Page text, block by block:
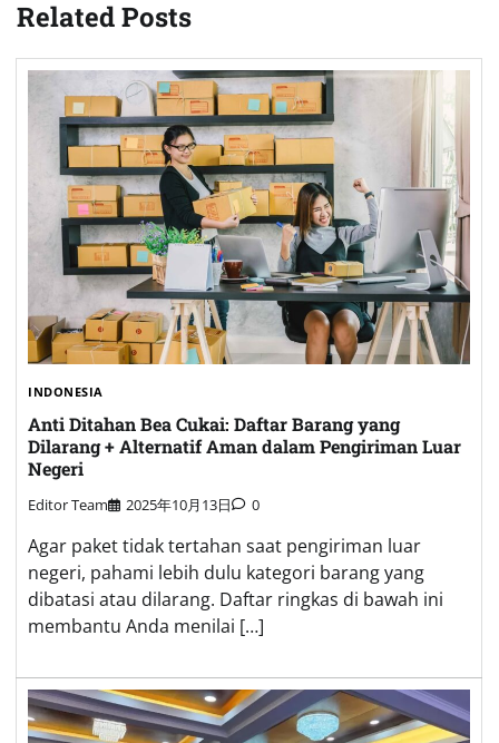
Related Posts
INDONESIA
Anti Ditahan Bea Cukai: Daftar Barang yang
Dilarang + Alternatif Aman dalam Pengiriman Luar
Negeri
Editor Team 2025年10月13日 0
Agar paket tidak tertahan saat pengiriman luar
negeri, pahami lebih dulu kategori barang yang
dibatasi atau dilarang. Daftar ringkas di bawah ini
membantu Anda menilai […]